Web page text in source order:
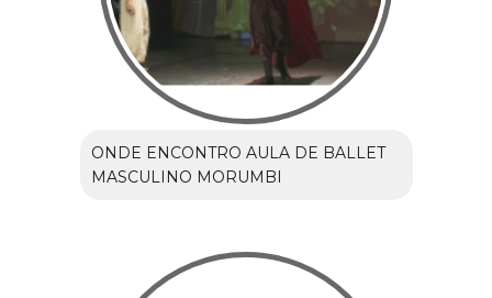
ONDE ENCONTRO AULA DE BALLET
MASCULINO MORUMBI